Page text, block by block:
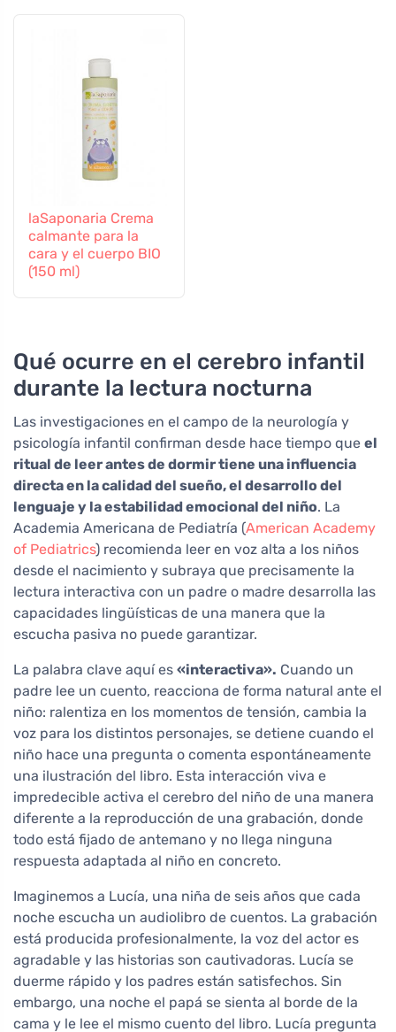
laSaponaria Crema
calmante para la
cara y el cuerpo BIO
(150 ml)
Qué ocurre en el cerebro infantil
durante la lectura nocturna
Las investigaciones en el campo de la neurología y
psicología infantil confirman desde hace tiempo que el
ritual de leer antes de dormir tiene una influencia
directa en la calidad del sueño, el desarrollo del
lenguaje y la estabilidad emocional del niño. La
Academia Americana de Pediatría (American Academy
of Pediatrics) recomienda leer en voz alta a los niños
desde el nacimiento y subraya que precisamente la
lectura interactiva con un padre o madre desarrolla las
capacidades lingüísticas de una manera que la
escucha pasiva no puede garantizar.
La palabra clave aquí es «interactiva». Cuando un
padre lee un cuento, reacciona de forma natural ante el
niño: ralentiza en los momentos de tensión, cambia la
voz para los distintos personajes, se detiene cuando el
niño hace una pregunta o comenta espontáneamente
una ilustración del libro. Esta interacción viva e
impredecible activa el cerebro del niño de una manera
diferente a la reproducción de una grabación, donde
todo está fijado de antemano y no llega ninguna
respuesta adaptada al niño en concreto.
Imaginemos a Lucía, una niña de seis años que cada
noche escucha un audiolibro de cuentos. La grabación
está producida profesionalmente, la voz del actor es
agradable y las historias son cautivadoras. Lucía se
duerme rápido y los padres están satisfechos. Sin
embargo, una noche el papá se sienta al borde de la
cama y le lee el mismo cuento del libro. Lucía pregunta